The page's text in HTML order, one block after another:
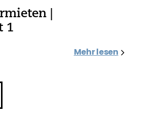
|
1
Mehr lesen